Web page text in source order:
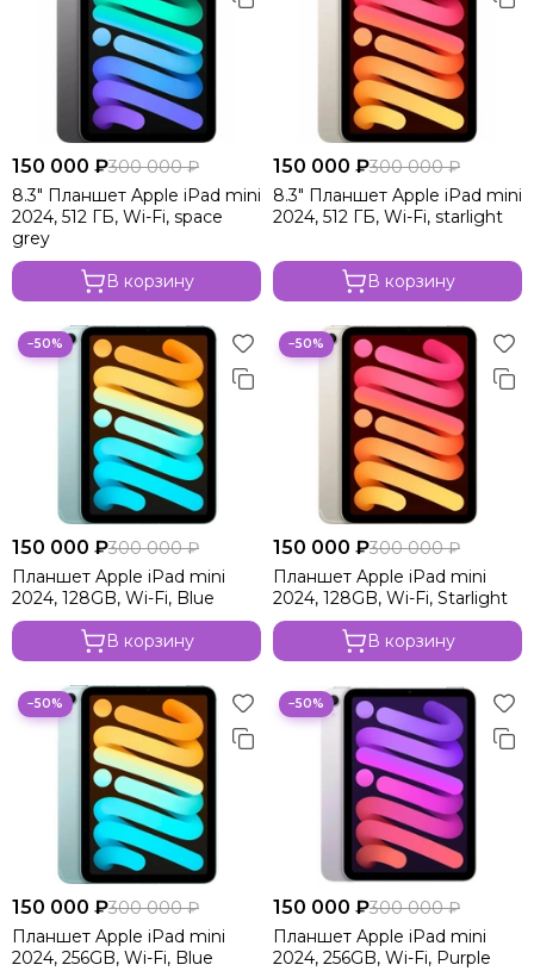
150 000 ₽300 000 ₽
8.3" Планшет Apple iPad mini
2024, 512 ГБ, Wi-Fi, space
grey
В корзину
150 000 ₽300 000 ₽
8.3" Планшет Apple iPad mini
2024, 512 ГБ, Wi-Fi, starlight
В корзину
−50%
150 000 ₽300 000 ₽
Планшет Apple iPad mini
2024, 128GB, Wi-Fi, Blue
В корзину
−50%
150 000 ₽300 000 ₽
Планшет Apple iPad mini
2024, 128GB, Wi-Fi, Starlight
В корзину
−50%
150 000 ₽300 000 ₽
Планшет Apple iPad mini
2024, 256GB, Wi-Fi, Blue
−50%
150 000 ₽300 000 ₽
Планшет Apple iPad mini
2024, 256GB, Wi-Fi, Purple